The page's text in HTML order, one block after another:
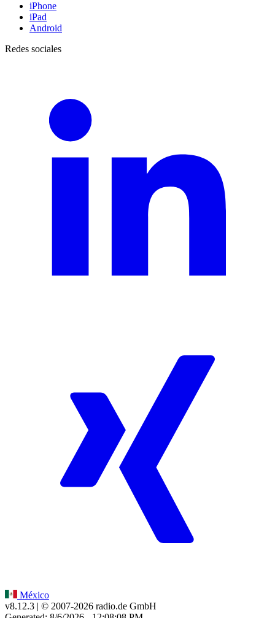
iPhone
iPad
Android
Redes sociales
México
v8.12.3 | © 2007-2026 radio.de GmbH